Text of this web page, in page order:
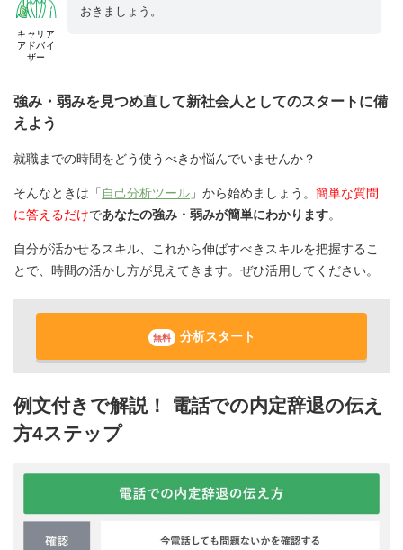
キャリア
アドバイ
ザー
おきましょう。
強み・弱みを見つめ直して新社会人としてのスタートに備
えよう
就職までの時間をどう使うべきか悩んでいませんか？
そんなときは「 自己分析ツール 」から始めましょう。 簡単な質問
に答えるだけであなたの強み・弱みが簡単にわかります。
自分が活かせるスキル、これから伸ばすべきスキルを把握するこ
とで、時間の活かし方が見えてきます。ぜひ活用してください。
無料 分析スタート
例文付きで解説！ 電話での内定辞退の伝え
方4ステップ